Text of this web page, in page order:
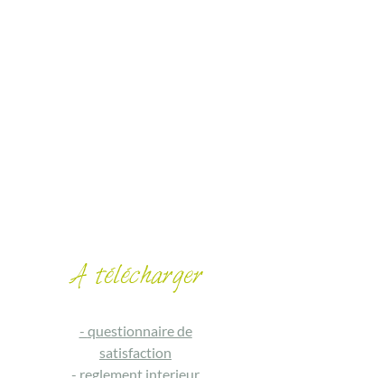
- questionnaire de
satisfaction
- reglement interieur